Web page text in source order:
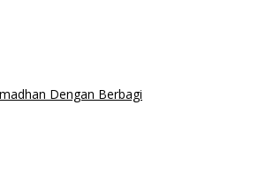
Dengan Berbagi